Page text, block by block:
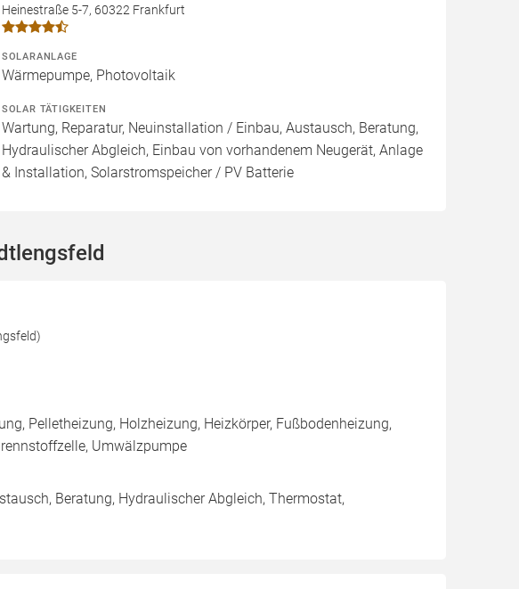
Heinestraße 5-7, 60322 Frankfurt
SOLARANLAGE
Wärmepumpe, Photovoltaik
SOLAR TÄTIGKEITEN
Wartung, Reparatur, Neuinstallation / Einbau, Austausch, Beratung,
Hydraulischer Abgleich, Einbau von vorhandenem Neugerät, Anlage
& Installation, Solarstromspeicher / PV Batterie
Pelletheizung, Holzheizung, Heizkörper, Fußbodenheizung,
Umwälzpumpe
Beratung, Hydraulischer Abgleich, Thermostat,